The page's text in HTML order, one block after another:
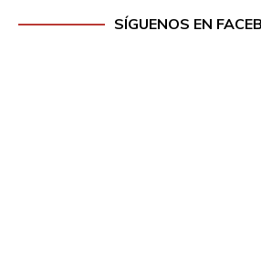
SÍGUENOS EN